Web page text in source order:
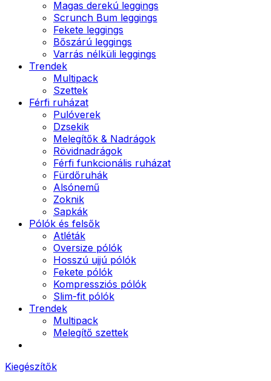
Magas derekú leggings
Scrunch Bum leggings
Fekete leggings
Bőszárú leggings
Varrás nélküli leggings
Trendek
Multipack
Szettek
Férfi ruházat
Pulóverek
Dzsekik
Melegítők & Nadrágok
Rövidnadrágok
Férfi funkcionális ruházat
Fürdőruhák
Alsónemű
Zoknik
Sapkák
Pólók és felsők
Atléták
Oversize pólók
Hosszú ujjú pólók
Fekete pólók
Kompressziós pólók
Slim-fit pólók
Trendek
Multipack
Melegítő szettek
Kiegészítők